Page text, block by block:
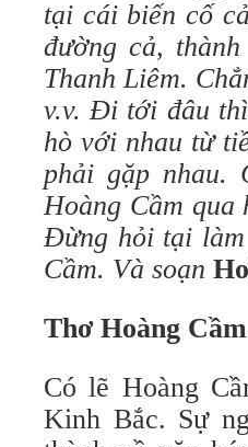
tại cái biến cố
đường cả,
Thanh Liêm.
v.v. Đi tới đâu
hò với nhau từ
phải gặp
Hoàng Cầm qua
Đừng hỏi tại
Cầm. Và soạn
Thơ Hoàng
Có lẽ Hoàng
Kinh Bắc. Sự